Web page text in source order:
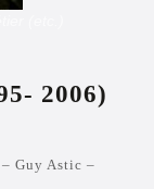
2006)
Guy Astic –